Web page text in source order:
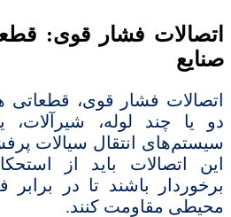
اتصالات فشار قوی:
صنایع
اتصالات فشار قوی، قطعاتی
دو یا چند لوله، شیرآلات،
سیستم‌های انتقال سیالات
این اتصالات باید از
برخوردار باشند تا در
محیطی مقاومت کنند.